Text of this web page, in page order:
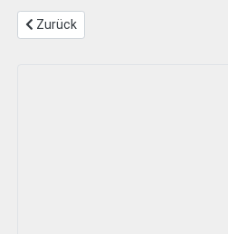
Vorheriger Beitrag: eBay
Zurück